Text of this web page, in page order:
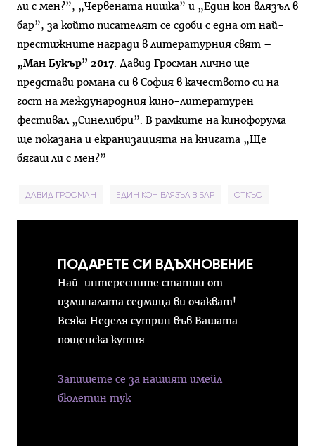
ли с мен?”, „Червената нишка” и „Един кон влязъл в
бар”, за който писателят се сдоби с една от най-
престижните награди в литературния свят –
„Ман Букър” 2017 . Давид Гросман лично ще
представи романа си в София в качеството си на
гост на международния кино-литературен
фестивал „Синелибри”. В рамките на кинофорума
ще показана и екранизацията на книгата „Ще
бягаш ли с мен?”
ДАВИД ГРОСМАН ЕДИН КОН ВЛЯЗЪЛ В БАР ОТКЪС
ПОДАРЕТЕ СИ ВДЪХНОВЕНИЕ
Най-интересните статии от
изминалата седмица ви очакват!
Всяка Неделя сутрин във Вашата
пощенска кутия.
Запишете се за нашият имейл
бюлетин тук